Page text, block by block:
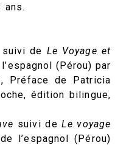
ans.
suivi de Le Voyage et
(Pérou) par
Préface de Patricia
édition bilingue,
suivi deLe voyage
l’espagnol (Pérou)